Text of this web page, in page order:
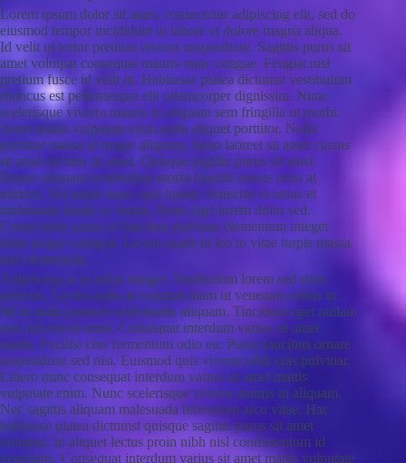
Lorem ipsum dolor sit amet, consectetur adipiscing elit, sed do
eiusmod tempor incididunt ut labore et dolore magna aliqua.
Id velit ut tortor pretium viverra suspendisse. Sagittis purus sit
amet volutpat consequat mauris nunc congue. Feugiat nisl
pretium fusce id velit ut. Habitasse platea dictumst vestibulum
rhoncus est pellentesque elit ullamcorper dignissim. Nunc
scelerisque viverra mauris in aliquam sem fringilla ut morbi.
Amet mattis vulputate enim nulla aliquet porttitor. Nulla
porttitor massa id neque aliquam. Justo laoreet sit amet cursus
sit amet dictum sit amet. Quisque sagittis purus sit amet.
Neque aliquam vestibulum morbi blandit cursus risus at
ultrices. Vel turpis nunc eget lorem. Senectus et netus et
malesuada fames ac turpis. Nunc eget lorem dolor sed.
Consectetur purus ut faucibus pulvinar elementum integer
enim neque volutpat. Lectus quam id leo in vitae turpis massa
sed elementum.
Adipiscing at in tellus integer. Vestibulum lorem sed risus
ultricies. Lectus nulla at volutpat diam ut venenatis tellus in.
Mi in nulla posuere sollicitudin aliquam. Tincidunt eget nullam
non nisi est sit amet. Consequat interdum varius sit amet
mattis. Facilisi cras fermentum odio eu. Purus faucibus ornare
suspendisse sed nisi. Euismod quis viverra nibh cras pulvinar.
Libero nunc consequat interdum varius sit amet mattis
vulputate enim. Nunc scelerisque viverra mauris in aliquam.
Nec sagittis aliquam malesuada bibendum arcu vitae. Hac
habitasse platea dictumst quisque sagittis purus sit amet
volutpat. Id aliquet lectus proin nibh nisl condimentum id
venenatis. Consequat interdum varius sit amet mattis vulputate